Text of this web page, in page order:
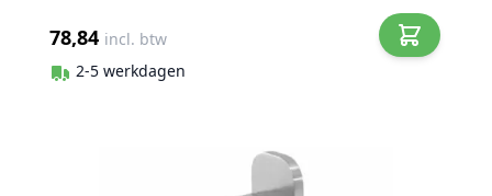
78,84 incl. btw
2-5 werkdagen